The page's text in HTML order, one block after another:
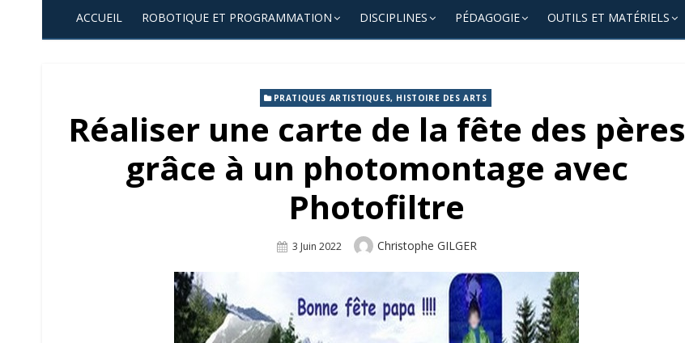
ACCUEIL ROBOTIQUE ET PROGRAMMATION DISCIPLINES PÉDAGOGIE OUTILS ET MATÉRIELS
PRATIQUES ARTISTIQUES, HISTOIRE DES ARTS
Réaliser une carte de la fête des pères
grâce à un photomontage avec
Photofiltre
Posted
3 Juin 2022 Author
Christophe GILGER